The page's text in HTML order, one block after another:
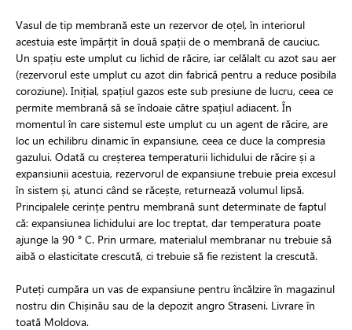
Vasul de tip membrană este un rezervor de oțel, în interiorul
acestuia este împărțit în două spații de o membrană de cauciuc.
Un spațiu este umplut cu lichid de răcire, iar celălalt cu azot sau aer
(rezervorul este umplut cu azot din fabrică pentru a reduce posibila
coroziune). Inițial, spațiul gazos este sub presiune de lucru, ceea ce
permite membrană să se îndoaie către spațiul adiacent. În
momentul în care sistemul este umplut cu un agent de răcire, are
loc un echilibru dinamic în expansiune, ceea ce duce la compresia
gazului. Odată cu creșterea temperaturii lichidului de răcire și a
expansiunii acestuia, rezervorul de expansiune trebuie preia excesul
în sistem și, atunci când se răcește, returnează volumul lipsă.
Principalele cerințe pentru membrană sunt determinate de faptul
că: expansiunea lichidului are loc treptat, dar temperatura poate
ajunge la 90 ° C. Prin urmare, materialul membranar nu trebuie să
aibă o elasticitate crescută, ci trebuie să fie rezistent la crescută.
Puteți cumpăra un vas de expansiune pentru încălzire în magazinul
nostru din Chișinău sau de la depozit angro Straseni. Livrare în
toată Moldova.